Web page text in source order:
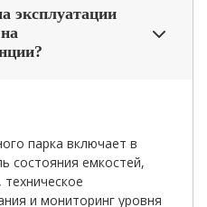
эксплуатации
парка включает в
состояния емкостей,
и мониторинг уровня